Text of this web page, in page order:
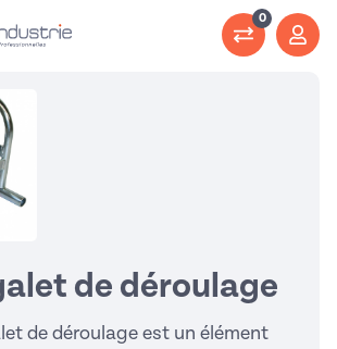
0
de déroulage
de déroulage est un élément